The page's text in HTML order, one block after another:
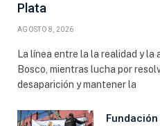
Plata
AGOSTO 8, 2026
La línea entre la la realidad y la
Bosco, mientras lucha por
desaparición y mantener la